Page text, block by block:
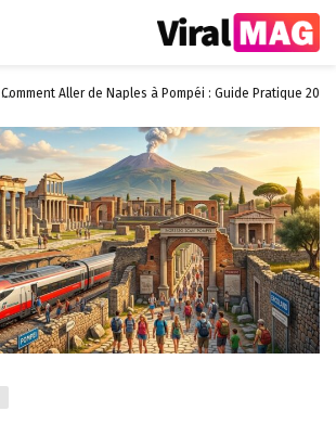
Comment Aller de Naples à Pompéi : Guide Pratique 2026